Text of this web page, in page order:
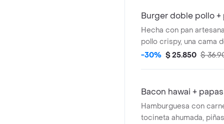
Burger doble pollo +
Hecha con pan
pollo crispy, una cama
tomate, cebolla
a la francesa y Quatro
-30% $ 25.850 $
Bacon hawai +
Hamburguesa con
tocineta ahumada,